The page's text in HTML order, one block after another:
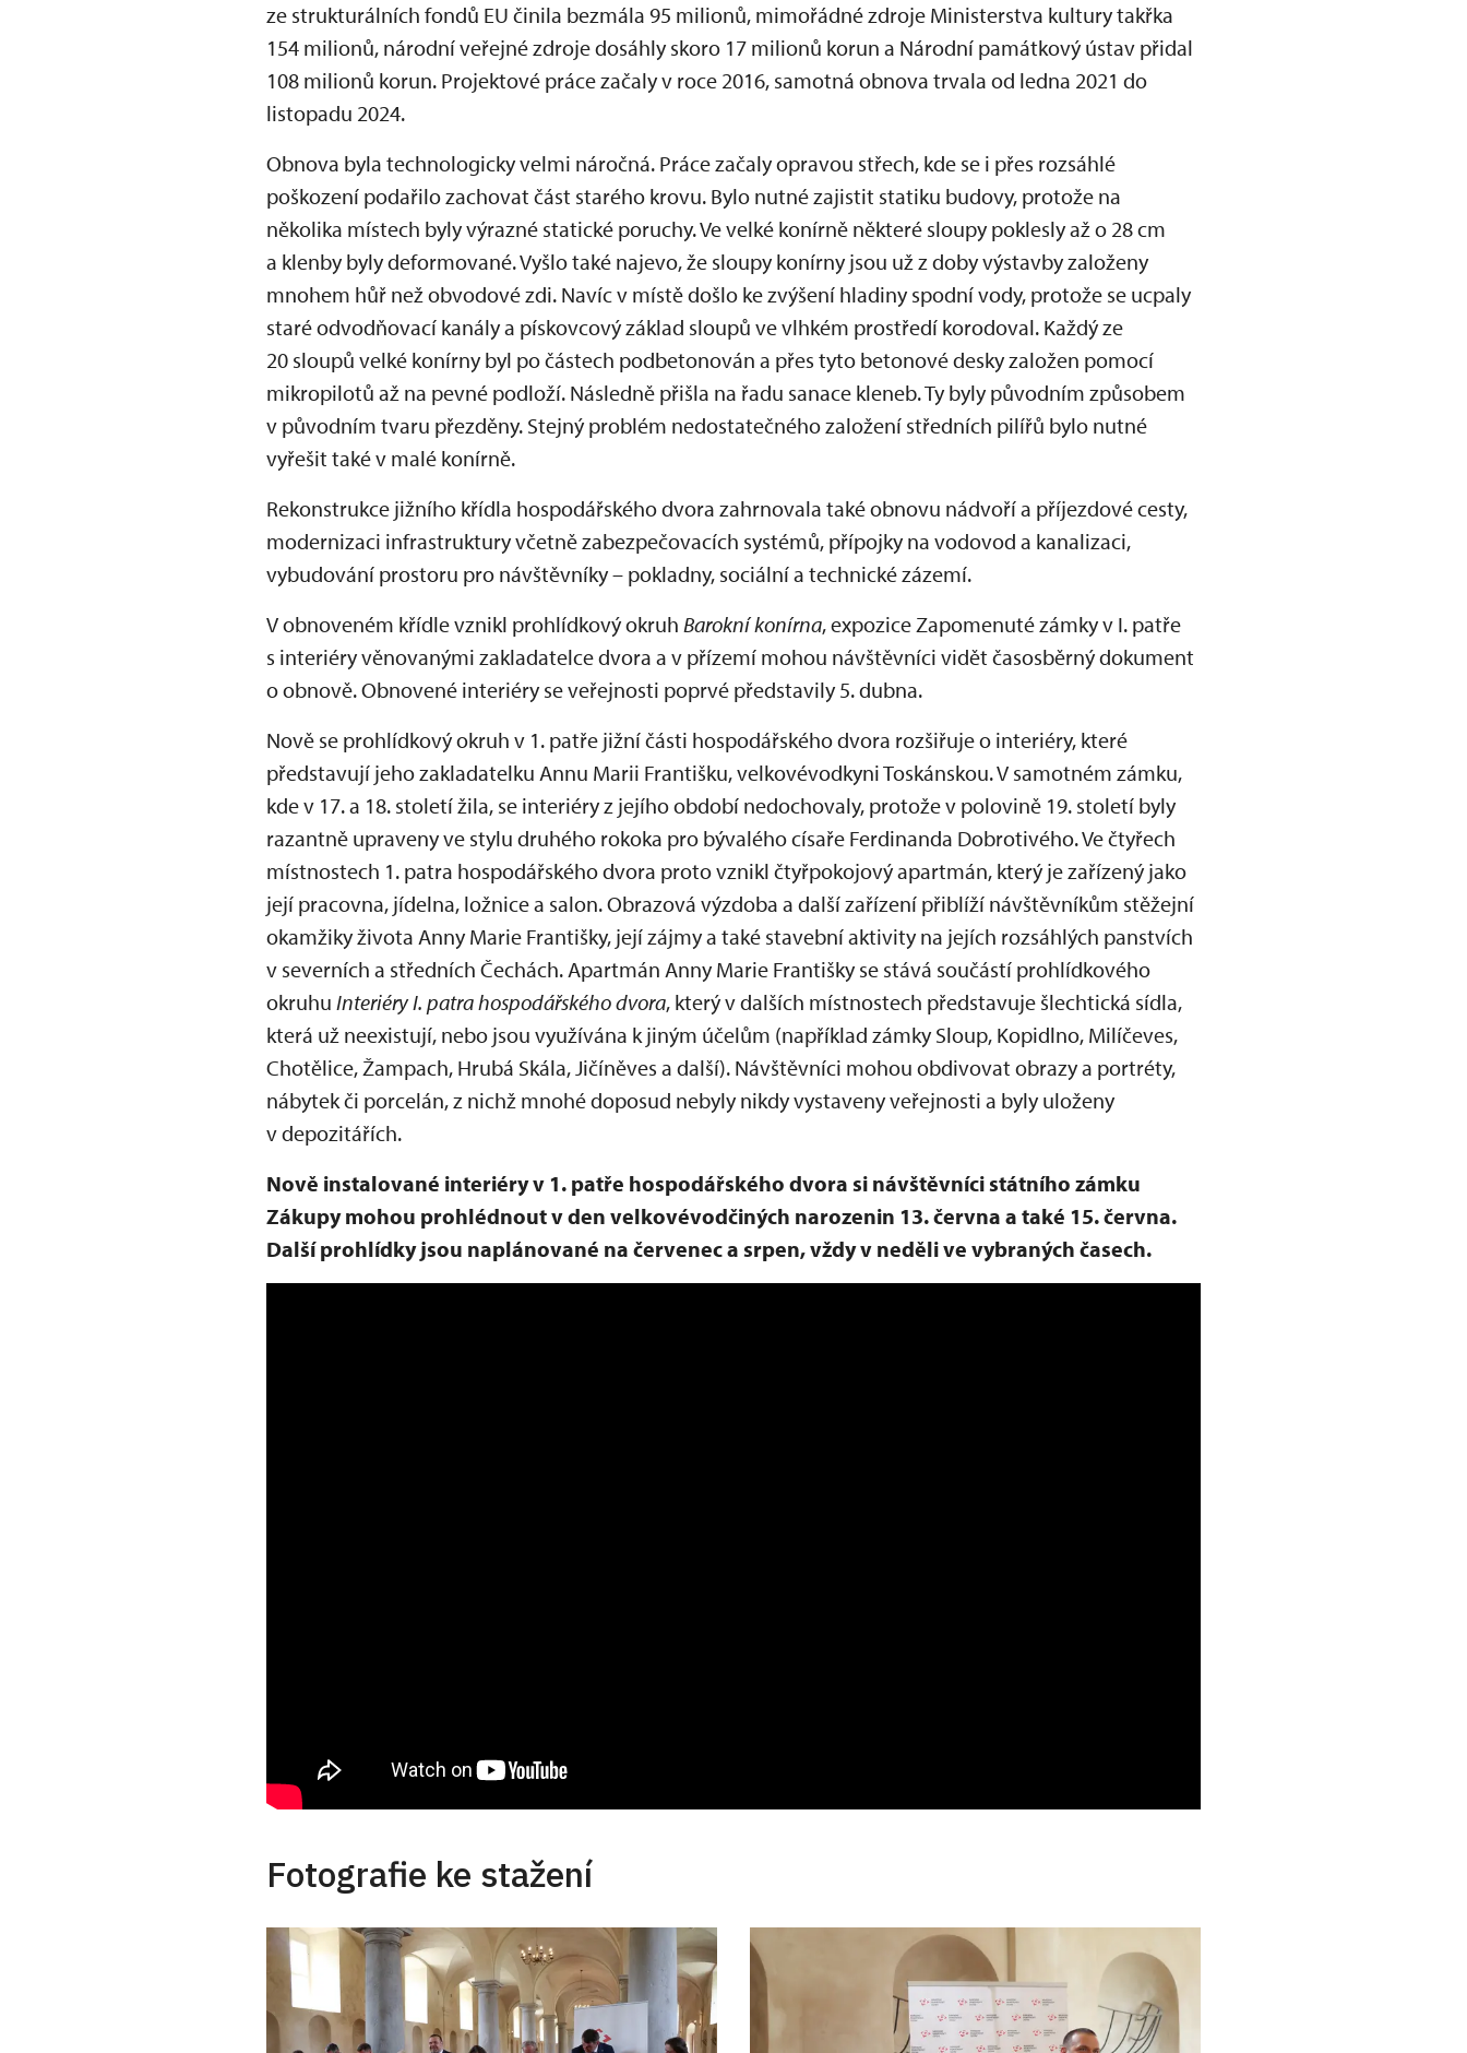
ze strukturálních fondů EU činila bezmála 95 milionů, mimořádné zdroje Ministerstva kultury takřka
154 milionů, národní veřejné zdroje dosáhly skoro 17 milionů korun a Národní památkový ústav přidal
108 milionů korun. Projektové práce začaly v roce 2016, samotná obnova trvala od ledna 2021 do
listopadu 2024.
Obnova byla technologicky velmi náročná. Práce začaly opravou střech, kde se i přes rozsáhlé
poškození podařilo zachovat část starého krovu. Bylo nutné zajistit statiku budovy, protože na
několika místech byly výrazné statické poruchy. Ve velké konírně některé sloupy poklesly až o 28 cm
a klenby byly deformované. Vyšlo také najevo, že sloupy konírny jsou už z doby výstavby založeny
mnohem hůř než obvodové zdi. Navíc v místě došlo ke zvýšení hladiny spodní vody, protože se ucpaly
staré odvodňovací kanály a pískovcový základ sloupů ve vlhkém prostředí korodoval. Každý ze
20 sloupů velké konírny byl po částech podbetonován a přes tyto betonové desky založen pomocí
mikropilotů až na pevné podloží. Následně přišla na řadu sanace kleneb. Ty byly původním způsobem
v původním tvaru přezděny. Stejný problém nedostatečného založení středních pilířů bylo nutné
vyřešit také v malé konírně.
Rekonstrukce jižního křídla hospodářského dvora zahrnovala také obnovu nádvoří a příjezdové cesty,
modernizaci infrastruktury včetně zabezpečovacích systémů, přípojky na vodovod a kanalizaci,
vybudování prostoru pro návštěvníky – pokladny, sociální a technické zázemí.
V obnoveném křídle vznikl prohlídkový okruh Barokní konírna, expozice Zapomenuté zámky v I. patře
s interiéry věnovanými zakladatelce dvora a v přízemí mohou návštěvníci vidět časosběrný dokument
o obnově. Obnovené interiéry se veřejnosti poprvé představily 5. dubna.
Nově se prohlídkový okruh v 1. patře jižní části hospodářského dvora rozšiřuje o interiéry, které
představují jeho zakladatelku Annu Marii Františku, velkovévodkyni Toskánskou. V samotném zámku,
kde v 17. a 18. století žila, se interiéry z jejího období nedochovaly, protože v polovině 19. století byly
razantně upraveny ve stylu druhého rokoka pro bývalého císaře Ferdinanda Dobrotivého. Ve čtyřech
místnostech 1. patra hospodářského dvora proto vznikl čtyřpokojový apartmán, který je zařízený jako
její pracovna, jídelna, ložnice a salon. Obrazová výzdoba a další zařízení přiblíží návštěvníkům stěžejní
okamžiky života Anny Marie Františky, její zájmy a také stavební aktivity na jejích rozsáhlých panstvích
v severních a středních Čechách. Apartmán Anny Marie Františky se stává součástí prohlídkového
okruhu Interiéry I. patra hospodářského dvora, který v dalších místnostech představuje šlechtická sídla,
která už neexistují, nebo jsou využívána k jiným účelům (například zámky Sloup, Kopidlno, Milíčeves,
Chotělice, Žampach, Hrubá Skála, Jičíněves a další). Návštěvníci mohou obdivovat obrazy a portréty,
nábytek či porcelán, z nichž mnohé doposud nebyly nikdy vystaveny veřejnosti a byly uloženy
v depozitářích.
Nově instalované interiéry v 1. patře hospodářského dvora si návštěvníci státního zámku
Zákupy mohou prohlédnout v den velkovévodčiných narozenin 13. června a také 15. června.
Další prohlídky jsou naplánované na červenec a srpen, vždy v neděli ve vybraných časech.
Fotografie ke stažení